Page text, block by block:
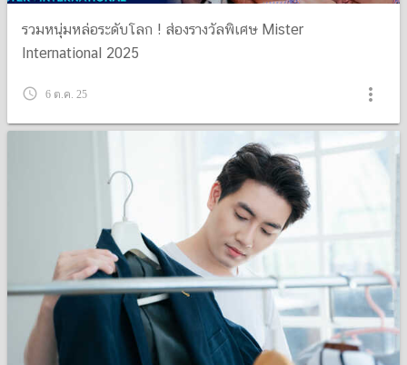
รวมหนุ่มหล่อระดับโลก ! ส่องรางวัลพิเศษ Mister
International 2025
query_builder 6 ต.ค. 25 more_vert